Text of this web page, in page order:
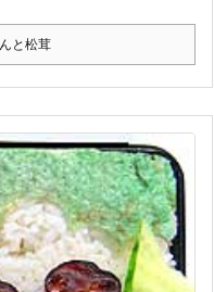
と松茸